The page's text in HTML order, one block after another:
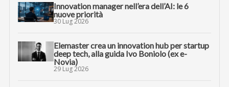
Innovation manager nell’era dell’AI: le 6
nuove priorità
30 Lug 2026
Elemaster crea un innovation hub per startup
deep tech, alla guida Ivo Boniolo (ex e-
Novia)
29 Lug 2026